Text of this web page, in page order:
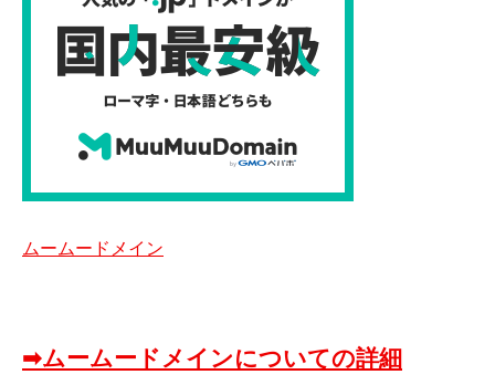
ムームードメイン
➡ムームードメインについての詳細